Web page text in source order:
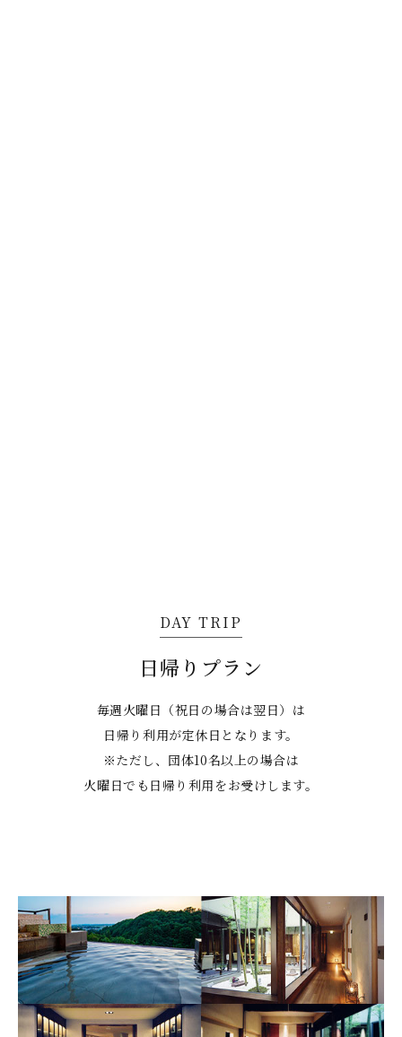
DAY TRIP
日帰りプラン
毎週火曜日（祝日の場合は翌日）は
日帰り利用が定休日となります。
※ただし、団体10名以上の場合は
火曜日でも日帰り利用をお受けします。